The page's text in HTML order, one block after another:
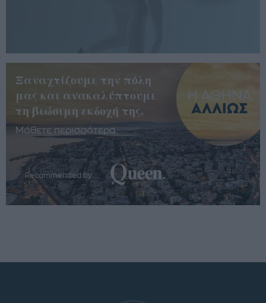
Ξαναχτίζουμε την πόλη
μας και ανακαλύπτουμε
τη βιώσιμη εκδοχή της.
Μάθετε περισσότερα
Recommended by